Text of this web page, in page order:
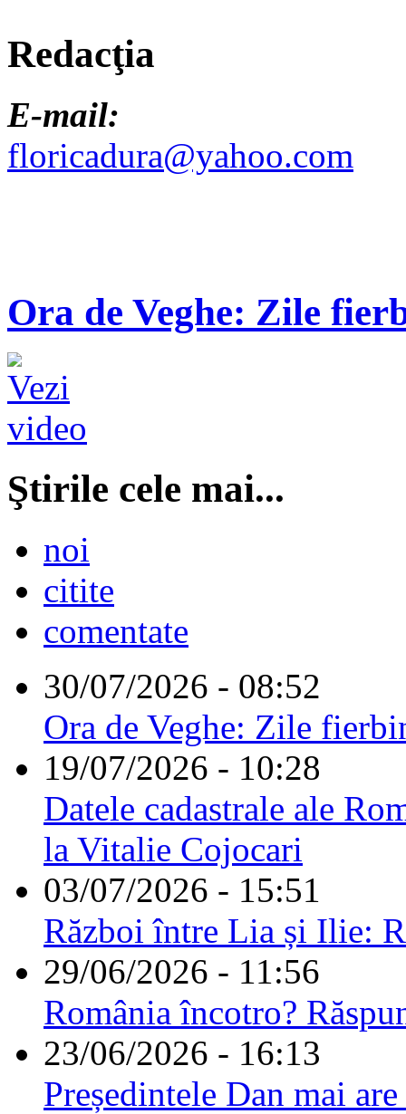
Redacţia
E-mail:
floricadura@yahoo.com
Ora de Veghe: Zile
Ştirile cele mai...
noi
citite
comentate
30/07/2026 - 08:52
Ora de Veghe: Zile
19/07/2026 - 10:28
Datele cadastrale ale
la Vitalie Cojocari
03/07/2026 - 15:51
Război între Lia și Ilie:
29/06/2026 - 11:56
România încotro?
23/06/2026 - 16:13
Președintele Dan mai